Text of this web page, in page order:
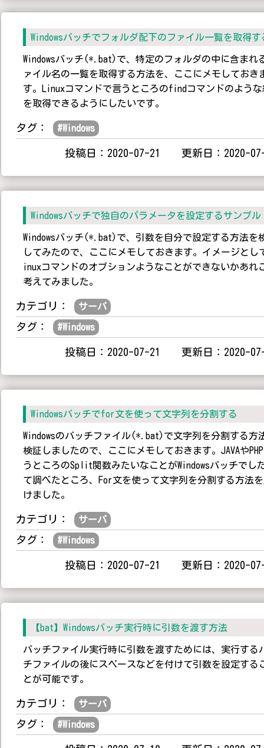
Windowsバッチでフォルダ配下のファイル一覧を取得す
Windowsバッチ(*.bat)で、特定のフォルダの中に含まれ
ァイル名の一覧を取得する方法を、ここにメモしておき
す。Linuxコマンドで言うところのfindコマンドのような
を取得できるようにしたいです。
タグ： #Windows
投稿日：2020-07-21 更新日：2020-
Windowsバッチで独自のパラメータを設定するサンプル
Windowsバッチ(*.bat)で、引数を自分で設定する方法を
してみたので、ここにメモしておきます。イメージとし
inuxコマンドのオプションようなことができないかあれ
考えてみました。
カテゴリ： サーバ
タグ： #Windows
投稿日：2020-07-21 更新日：2020-
Windowsバッチでfor文を使って文字列を分割する
Windowsのバッチファイル(*.bat)で文字列を分割する方
検証しましたので、ここにメモしておきます。JAVAや
うところのSplit関数みたいなことがWindowsバッチでし
て調べたところ、For文を使って文字列を分割する方法
けました。
カテゴリ： サーバ
タグ： #Windows
投稿日：2020-07-21 更新日：2020-
【bat】Windowsバッチ実行時に引数を渡す方法
バッチファイル実行時に引数を渡すためには、実行する
チファイルの後にスペースなどを付けて引数を設定する
とが可能です。
カテゴリ： サーバ
タグ： #Windows